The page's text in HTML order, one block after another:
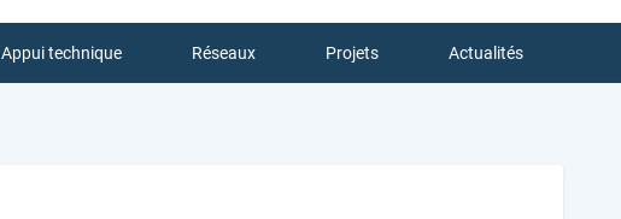
Appui technique Réseaux Projets Actualités